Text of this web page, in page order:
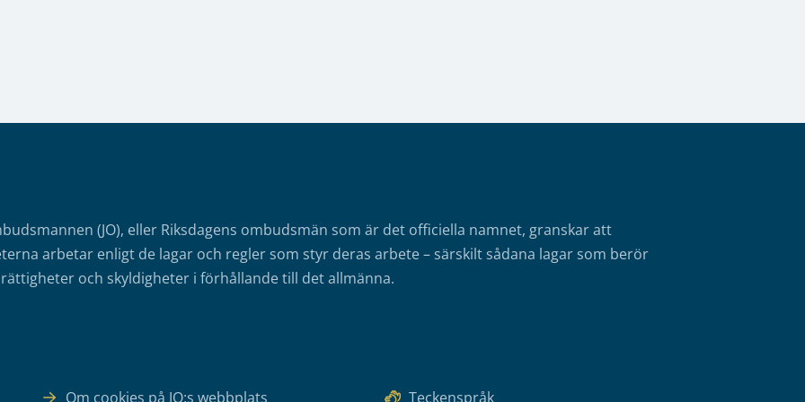
(JO), eller Riksdagens ombudsmän som är det officiella namnet, granskar att
arbetar enligt de lagar och regler som styr deras arbete – särskilt sådana lagar som berör
och skyldigheter i förhållande till det allmänna.
Om cookies på JO:s webbplats Teckenspråk